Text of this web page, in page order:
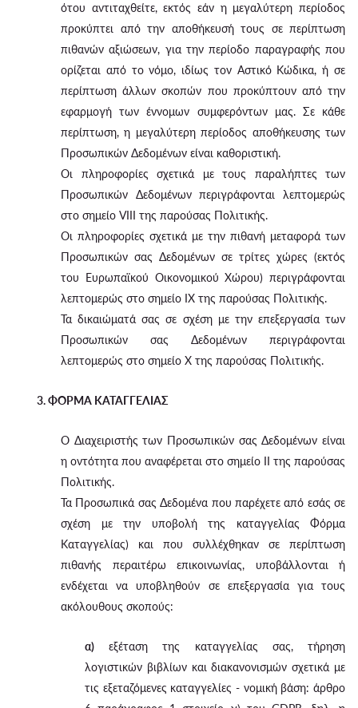
ότου αντιταχθείτε, εκτός εάν η μεγαλύτερη περίοδος
προκύπτει από την αποθήκευσή τους σε περίπτωση
πιθανών αξιώσεων, για την περίοδο παραγραφής που
ορίζεται από το νόμο, ιδίως τον Αστικό Κώδικα, ή σε
περίπτωση άλλων σκοπών που προκύπτουν από την
εφαρμογή των έννομων συμφερόντων μας. Σε κάθε
περίπτωση, η μεγαλύτερη περίοδος αποθήκευσης των
Προσωπικών Δεδομένων είναι καθοριστική.
Οι πληροφορίες σχετικά με τους παραλήπτες των
Προσωπικών Δεδομένων περιγράφονται λεπτομερώς
στο σημείο VIII της παρούσας Πολιτικής.
Οι πληροφορίες σχετικά με την πιθανή μεταφορά των
Προσωπικών σας Δεδομένων σε τρίτες χώρες (εκτός
του Ευρωπαϊκού Οικονομικού Χώρου) περιγράφονται
λεπτομερώς στο σημείο IX της παρούσας Πολιτικής.
Τα δικαιώματά σας σε σχέση με την επεξεργασία των
Προσωπικών σας Δεδομένων περιγράφονται
λεπτομερώς στο σημείο X της παρούσας Πολιτικής.
3. ΦΟΡΜΑ ΚΑΤΑΓΓΕΛΙΑΣ
Ο Διαχειριστής των Προσωπικών σας Δεδομένων είναι
η οντότητα που αναφέρεται στο σημείο II της παρούσας
Πολιτικής.
Τα Προσωπικά σας Δεδομένα που παρέχετε από εσάς σε
σχέση με την υποβολή της καταγγελίας Φόρμα
Καταγγελίας) και που συλλέχθηκαν σε περίπτωση
πιθανής περαιτέρω επικοινωνίας, υποβάλλονται ή
ενδέχεται να υποβληθούν σε επεξεργασία για τους
ακόλουθους σκοπούς:
α) εξέταση της καταγγελίας σας, τήρηση
λογιστικών βιβλίων και διακανονισμών σχετικά με
τις εξεταζόμενες καταγγελίες - νομική βάση: άρθρο